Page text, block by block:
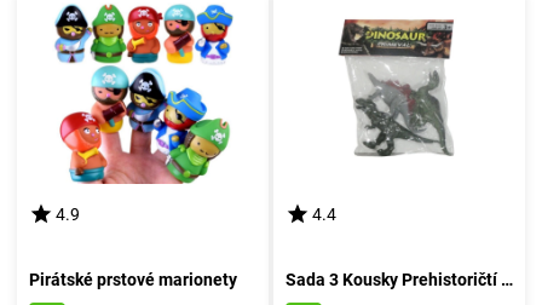
4.9
Pirátské prstové marionety
4.4
Sada 3 Kousky Prehistoričtí Jurská Bestie